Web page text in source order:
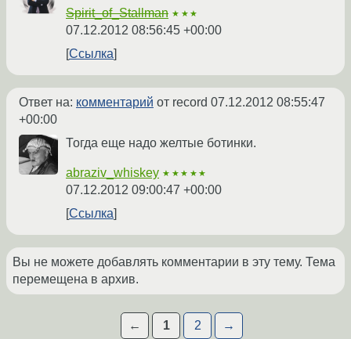
Spirit_of_Stallman ★★★
07.12.2012 08:56:45 +00:00
Ссылка
Ответ на: комментарий от record 07.12.2012 08:55:47
+00:00
Тогда еще надо желтые ботинки.
abraziv_whiskey ★★★★★
07.12.2012 09:00:47 +00:00
Ссылка
Вы не можете добавлять комментарии в эту тему. Тема
перемещена в архив.
← 1 2 →